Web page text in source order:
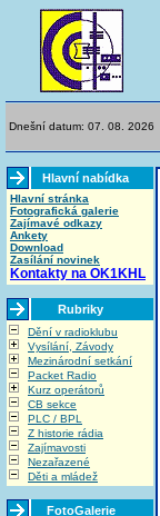
Dnešní datum: 07. 08. 2026
Hlavní nabídka
Hlavní stránka
Fotografická galerie
Zajímavé odkazy
Ankety
Download
Zasílání novinek
Kontakty na OK1KHL
Rubriky
Dění v radioklubu
Vysílání, Závody
Mezinárodní setkání
Packet Radio
Kurz operátorů
CB sekce
PLC / BPL
Z historie rádia
Zajímavosti
Nezařazené
Děti a mládež
FotoGalerie